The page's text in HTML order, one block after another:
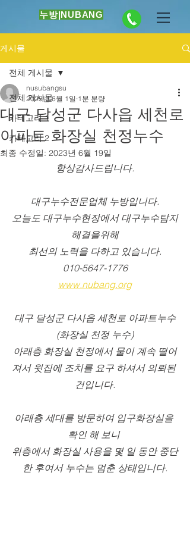
누방|NUBANG
게시물
전체 게시물
카테고리 1
카테고리 2
전체 게시물
대구 달성군 다사읍 세천로
아파트 화장실 천정누수
nusubangsu
2023년 6월 1일 1분 분량
최종 수정일: 2023년 6월 19일
항상감사드립니다.
대구누수전문업체 누방입니다.
오늘도 대구누수현장에서 대구누수탐지
해결을위해
최선의 노력을 다하고 있습니다.
010-5647-1776
www.nubang.org
대구 달성군 다사읍 세천로 아파트누수
(화장실 천정 누수)
​아래층 화장실 천정에서 물이 계속 떨어
져서 윗집에 조치를 요구 하셔서 의뢰된
건입니다.
아래층 세대를 방문하여 입구화장실을
확인 해 보니
위층에서 화장실 사용을 몇 일 동안 중단
한 후여서 누수는 멈춘 상태입니다.